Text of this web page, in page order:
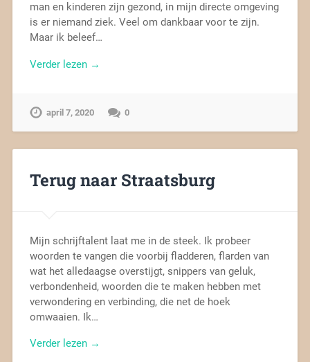
man en kinderen zijn gezond, in mijn directe omgeving
is er niemand ziek. Veel om dankbaar voor te zijn.
Maar ik beleef…
Verder lezen →
april 7, 2020 0
Terug naar Straatsburg
Mijn schrijftalent laat me in de steek. Ik probeer
woorden te vangen die voorbij fladderen, flarden van
wat het alledaagse overstijgt, snippers van geluk,
verbondenheid, woorden die te maken hebben met
verwondering en verbinding, die net de hoek
omwaaien. Ik…
Verder lezen →